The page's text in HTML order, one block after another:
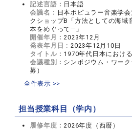
記述言語： 日本語
会議名： 日本ポピュラー音楽学
クショップB「方法としての海域
本をめぐって―」
開催年月：2023年12月
発表年月日：2023年12月10日
タイトル： 1970年代日本におけ
会議種別： シンポジウム・ワー
募）
全件表示 >>
担当授業科目（学内）
履修年度：2026年度（西暦）